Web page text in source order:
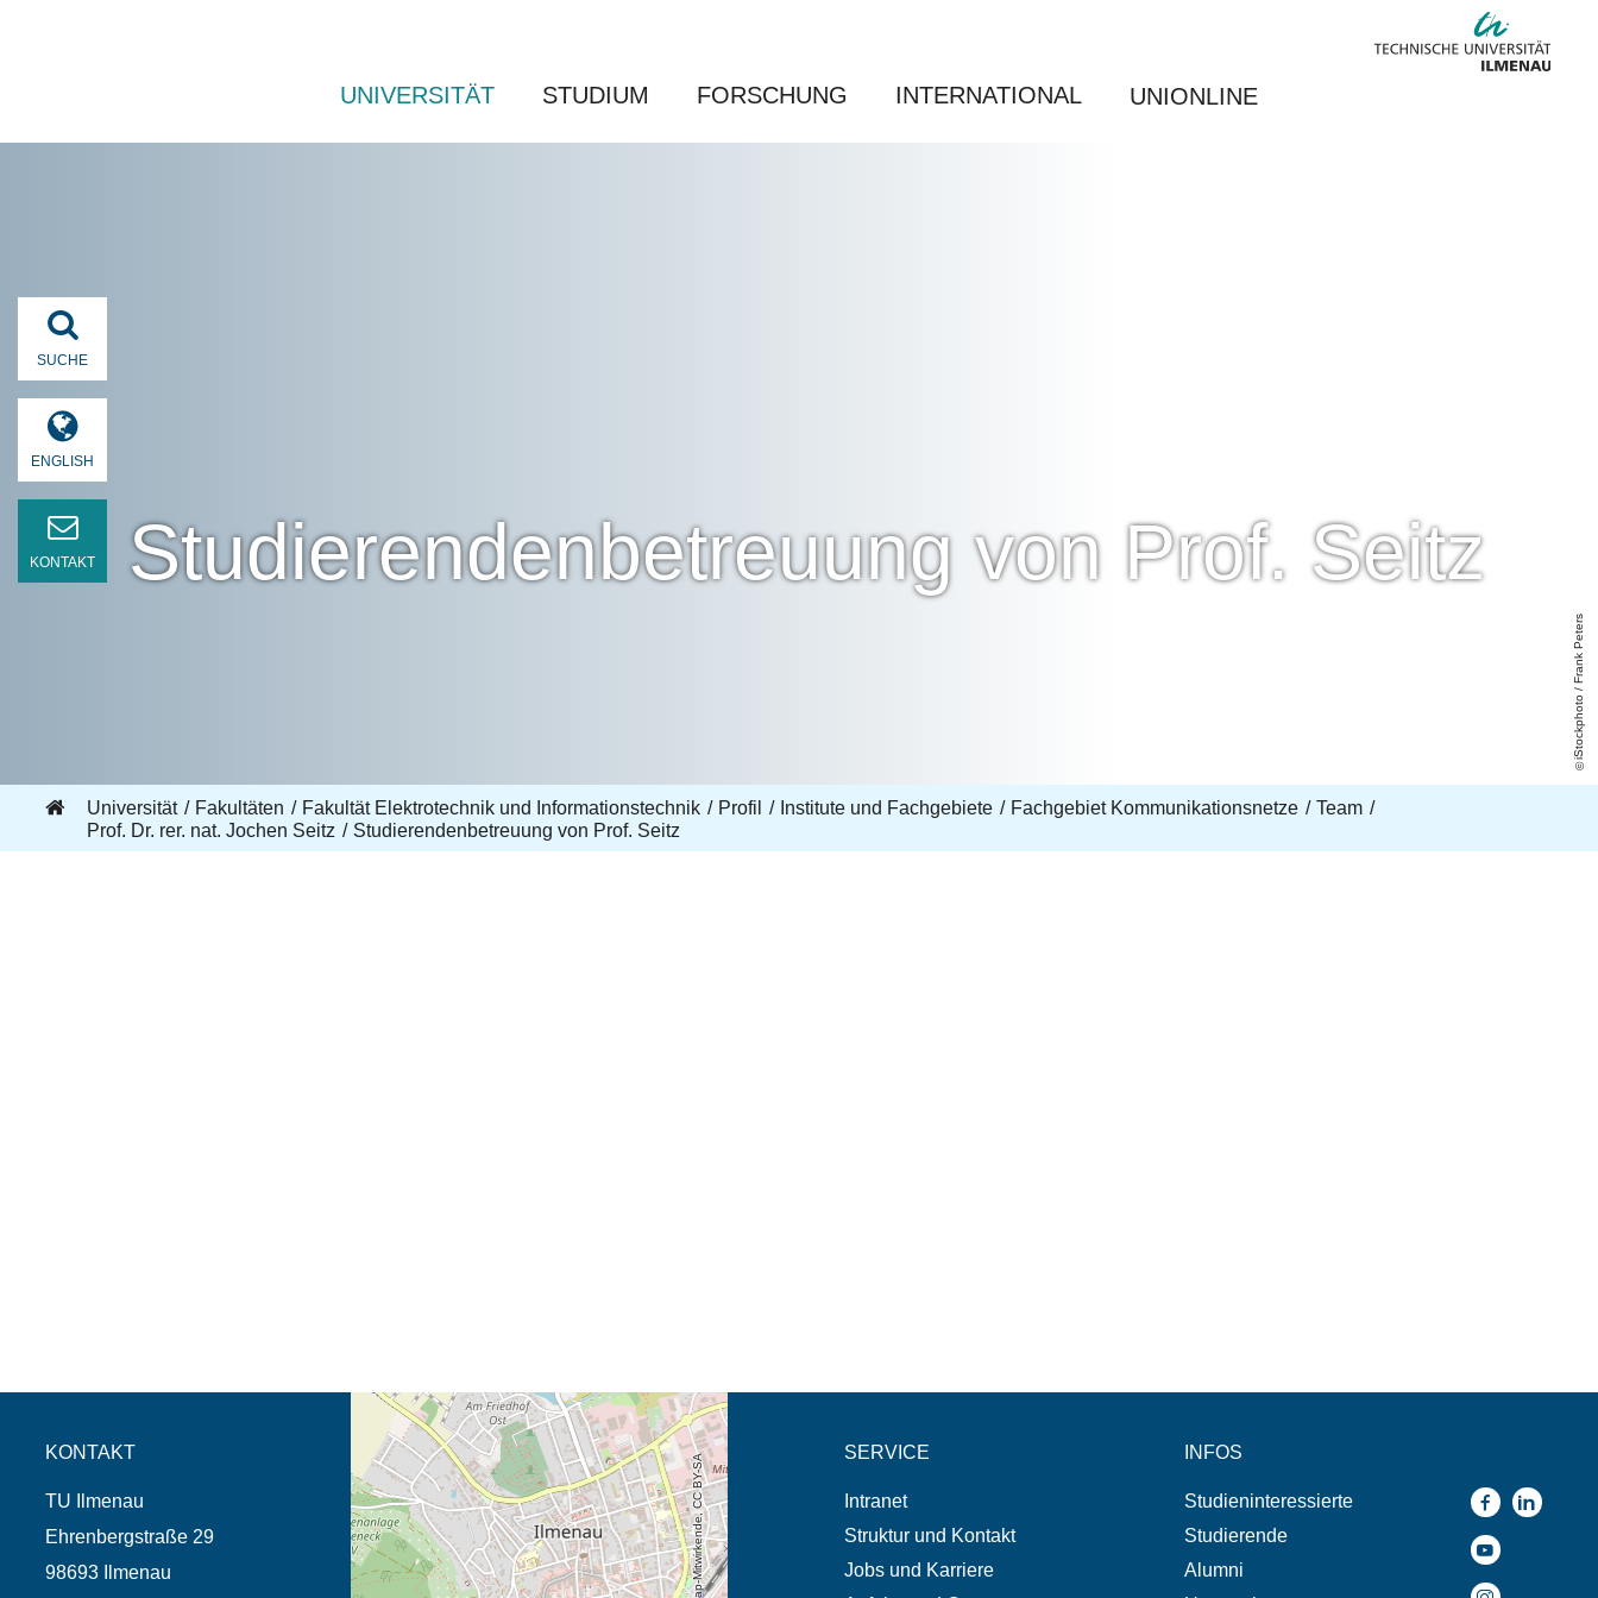
UNIVERSITÄT STUDIUM FORSCHUNG INTERNATIONAL UNIONLINE
iStockphoto / Frank Peters
SUCHE
ENGLISH
KONTAKT Studierendenbetreuung von Prof. Seitz
Universität Fakultäten Fakultät Elektrotechnik und Informationstechnik Profil Institute und Fachgebiete Fachgebiet Kommunikationsnetze
Team
Prof. Dr. rer. nat. Jochen Seitz
Studierendenbetreuung von Prof. Seitz
KONTAKT
TU Ilmenau
Ehrenbergstraße 29
98693 Ilmenau
Öffnet die Anfahrtsbeschreibung in neuem
Tab (Karte)
SERVICE
Intranet
Struktur und Kontakt
Jobs und Karriere
INFOS
Studieninteressierte
Studierende
Alumni